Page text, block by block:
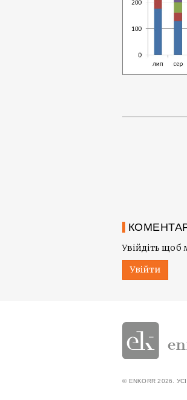
Увійдіть щоб
Увійти
© ENKORR 2026.